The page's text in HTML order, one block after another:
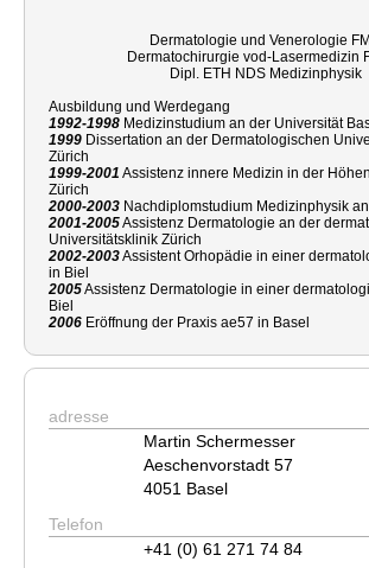
Dermatologie und Venerologie
Dermatochirurgie vod-Lasermedizin
Dipl. ETH NDS Medizinphysik
Ausbildung und Werdegang
1992-1998 Medizinstudium an der Universität
1999 Dissertation an der Dermatologischen
Zürich
1999-2001 Assistenz innere Medizin in der
Zürich
2000-2003 Nachdiplomstudium Medizinphysik
2001-2005Assistenz Dermatologie an der
Universitätsklinik Zürich
2002-2003Assistent Orhopädie in einer
in Biel
2005Assistenz Dermatologie in einer
Biel
2006 Eröffnung der Praxis ae57 in Basel
adresse
Martin Schermesser
Aeschenvorstadt 57
4051 Basel
Telefon
+41 (0) 61 271 74 84